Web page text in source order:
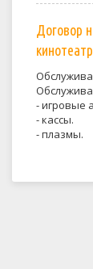
Договор
- игровые
- кассы.
- плазмы.